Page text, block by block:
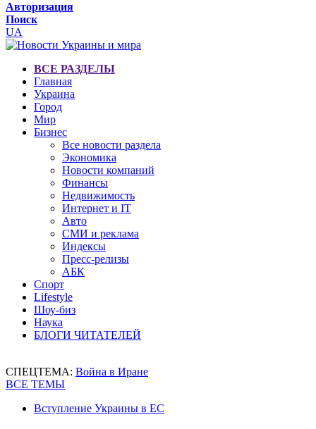
Авторизация
Поиск
UA
ВСЕ РАЗДЕЛЫ
Главная
Украина
Город
Мир
Бизнес
Все новости раздела
Экономика
Новости компаний
Финансы
Недвижимость
Интернет и IT
Авто
СМИ и реклама
Индексы
Пресс-релизы
АБК
Спорт
Lifestyle
Шоу-биз
Наука
БЛОГИ ЧИТАТЕЛЕЙ
СПЕЦТЕМА: Война в Иране
ВСЕ ТЕМЫ
Вступление Украины в ЕС